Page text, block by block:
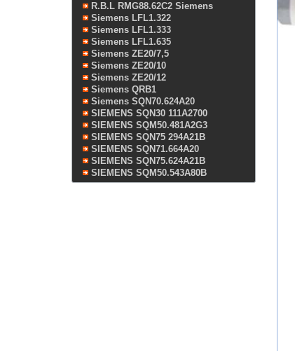
R.B.L RMG88.62C2 Siemens
Siemens LFL1.322
Siemens LFL1.333
Siemens LFL1.635
Siemens ZE20/7,5
Siemens ZE20/10
Siemens ZE20/12
Siemens QRB1
Siemens SQN70.624A20
SIEMENS SQN30 111A2700
SIEMENS SQM50.481A2G3
SIEMENS SQN75 294A21B
SIEMENS SQN71.664A20
SIEMENS SQN75.624A21B
SIEMENS SQM50.543A80B